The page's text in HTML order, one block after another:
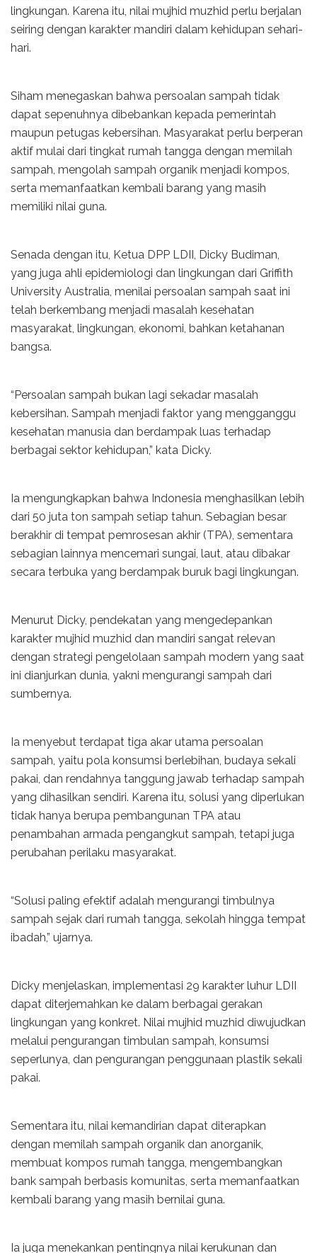
lingkungan. Karena itu, nilai mujhid muzhid perlu berjalan
seiring dengan karakter mandiri dalam kehidupan sehari-
hari.
Siham menegaskan bahwa persoalan sampah tidak
dapat sepenuhnya dibebankan kepada pemerintah
maupun petugas kebersihan. Masyarakat perlu berperan
aktif mulai dari tingkat rumah tangga dengan memilah
sampah, mengolah sampah organik menjadi kompos,
serta memanfaatkan kembali barang yang masih
memiliki nilai guna.
Senada dengan itu, Ketua DPP LDII, Dicky Budiman,
yang juga ahli epidemiologi dan lingkungan dari Griffith
University Australia, menilai persoalan sampah saat ini
telah berkembang menjadi masalah kesehatan
masyarakat, lingkungan, ekonomi, bahkan ketahanan
bangsa.
“Persoalan sampah bukan lagi sekadar masalah
kebersihan. Sampah menjadi faktor yang mengganggu
kesehatan manusia dan berdampak luas terhadap
berbagai sektor kehidupan,” kata Dicky.
Ia mengungkapkan bahwa Indonesia menghasilkan lebih
dari 50 juta ton sampah setiap tahun. Sebagian besar
berakhir di tempat pemrosesan akhir (TPA), sementara
sebagian lainnya mencemari sungai, laut, atau dibakar
secara terbuka yang berdampak buruk bagi lingkungan.
Menurut Dicky, pendekatan yang mengedepankan
karakter mujhid muzhid dan mandiri sangat relevan
dengan strategi pengelolaan sampah modern yang saat
ini dianjurkan dunia, yakni mengurangi sampah dari
sumbernya.
Ia menyebut terdapat tiga akar utama persoalan
sampah, yaitu pola konsumsi berlebihan, budaya sekali
pakai, dan rendahnya tanggung jawab terhadap sampah
yang dihasilkan sendiri. Karena itu, solusi yang diperlukan
tidak hanya berupa pembangunan TPA atau
penambahan armada pengangkut sampah, tetapi juga
perubahan perilaku masyarakat.
“Solusi paling efektif adalah mengurangi timbulnya
sampah sejak dari rumah tangga, sekolah hingga tempat
ibadah,” ujarnya.
Dicky menjelaskan, implementasi 29 karakter luhur LDII
dapat diterjemahkan ke dalam berbagai gerakan
lingkungan yang konkret. Nilai mujhid muzhid diwujudkan
melalui pengurangan timbulan sampah, konsumsi
seperlunya, dan pengurangan penggunaan plastik sekali
pakai.
Sementara itu, nilai kemandirian dapat diterapkan
dengan memilah sampah organik dan anorganik,
membuat kompos rumah tangga, mengembangkan
bank sampah berbasis komunitas, serta memanfaatkan
kembali barang yang masih bernilai guna.
Ia juga menekankan pentingnya nilai kerukunan dan